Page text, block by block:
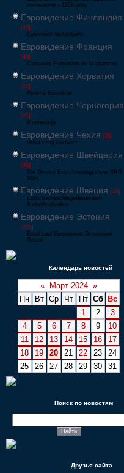
починаючи з 1956 року
Евровидение Финляндия
[33]
Eurovision laulukilpailu
Евровидение Франция
[49]
Concours Eurovision de la chanson
Евровидение Хорватия
[22]
Pjesma Eurovizije
Евровидение Черногория
[21]
Montevizija
Евровидение Чехия [26]
Velká cena Eurovize
Евровидение Швейцария
[35]
Die Grosse Entscheidungsshow SRG
SSR
Евровидение Швеция [48]
Eurovisionsschlagerfestivalen
Melodifestivalen
Евровидение Эстония
[226]
Eesti Laul Eurovisioon Эстонская
Песня
Календарь новостей
« Март 2024 »
Пн
Вт Ср Чт Пт Сб
Вс
1
2
3
4
5 6 7 8 9
10
11
12 13 14 15 16
17
18
19 20 21 22 23
24
25
26 27 28 29 30 31
Поиск по новостям
Друзья сайта